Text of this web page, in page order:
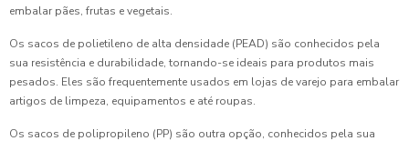
embalar pães, frutas e vegetais.
Os sacos de polietileno de alta densidade (PEAD) são conhecidos pela
sua resistência e durabilidade, tornando-se ideais para produtos mais
pesados. Eles são frequentemente usados em lojas de varejo para embalar
artigos de limpeza, equipamentos e até roupas.
Os sacos de polipropileno (PP) são outra opção, conhecidos pela sua